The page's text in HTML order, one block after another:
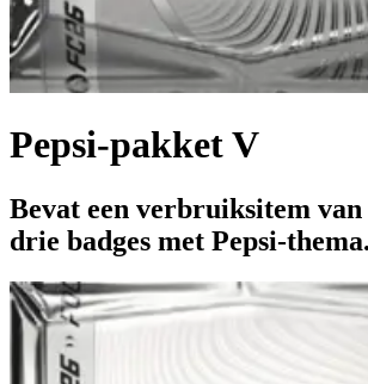
Pepsi-pakket V
Bevat een verbruiksitem van
drie badges met Pepsi-thema.